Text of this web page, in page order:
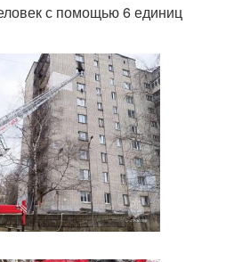
с помощью 6 единиц